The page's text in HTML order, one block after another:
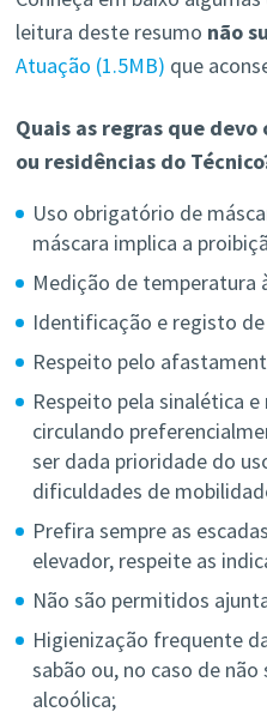
leitura deste resumo não
Atuação 1.5MB que
Quais as regras que
ou residências do
Uso obrigatório de
máscara implica a
Medição de temperatura
Identificação e registo
Respeito pelo
Respeito pela sinalética
circulando
ser dada prioridade do
dificuldades de
Prefira sempre as
elevador, respeite as
Não são permitidos
Higienização frequente
sabão ou, no caso de
alcoólica;